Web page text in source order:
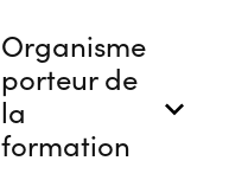
Organisme
porteur de
la
formation